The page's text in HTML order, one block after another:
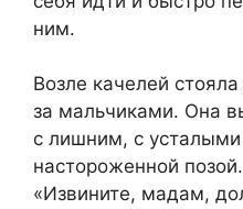
ним.
Возле качелей
за мальчиками. Она
с лишним, с усталыми
настороженной позой.
«Извините, мадам,